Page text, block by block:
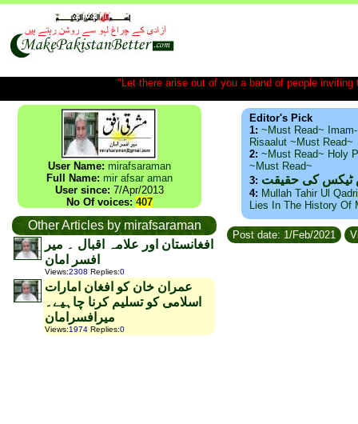
"Let there arise out of you a band of people
User Name: mirafsaraman
Full Name: mir afsar aman
User since: 7/Apr/2013
No Of voices: 407
Other Articles by mirafsaraman
افغانستان اور علامہ اقبال ۔ میر
افسر امان
Views:2308 Replies:0
عمران خان کو افغان امارات
اسلامی کو تسلیم کرنا چاہیے۔
میرافسرامان
Views:1974 Replies:0
Editor's Pick
1: ~Must Read~
Risaalut ~Must Read~
2: ~Must Read~ Holy
~Must Read~
3: ٹیکس کی حقیقت
4: Mullah Tahir Ul
Lies In The History Of
Post date: 1/Feb/2021